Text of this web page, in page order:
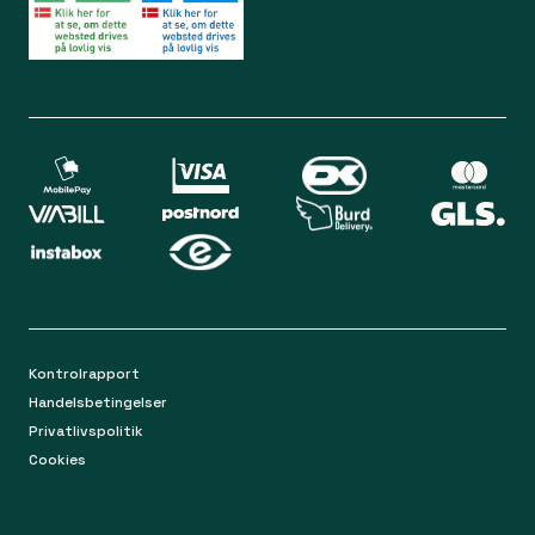
Mandag-torsdag 9.00 - 16.00
Kontakt os på mail
apoteket@apopro.dk
Spørgsmål og svar
Returnering
Bliv medlem
Din sikkerhed
Kontrolrapport
Handelsbetingelser
Privatlivspolitik
Cookies